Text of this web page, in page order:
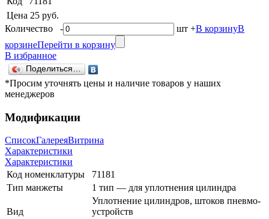
Цена 25 руб.
Количество - шт +В корзинуВ
корзинеПерейти в корзину
В избранное
Поделиться…
*Просим уточнять цены и наличие товаров у наших
менеджеров
Модификации
СписокГалереяВитрина
Характеристики
Характеристики
Код номенклатуры
71181
Тип манжеты
1 тип — для уплотнения цилиндра
Вид
Уплотнение цилиндров, штоков пневмо-
устройств